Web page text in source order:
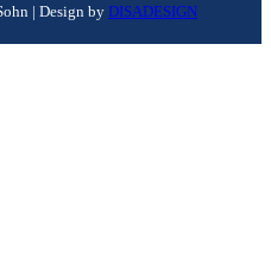
| Design by DISADESIGN